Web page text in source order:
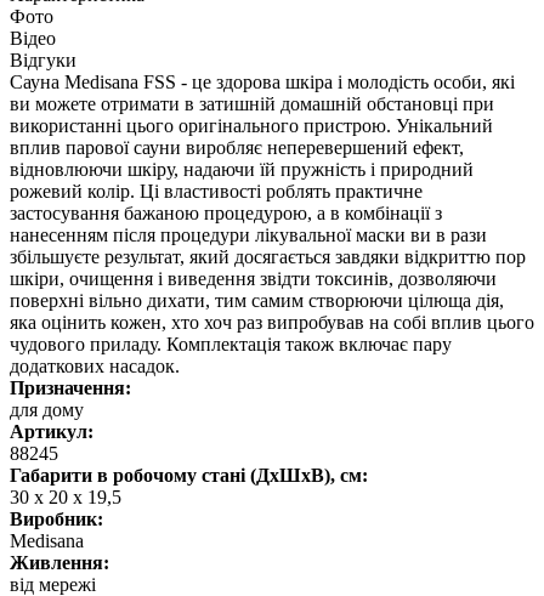
Фото
Відео
Відгуки
Сауна Medisana FSS - це здорова шкіра і молодість особи, які
ви можете отримати в затишній домашній обстановці при
використанні цього оригінального пристрою. Унікальний
вплив парової сауни виробляє неперевершений ефект,
відновлюючи шкіру, надаючи їй пружність і природний
рожевий колір. Ці властивості роблять практичне
застосування бажаною процедурою, а в комбінації з
нанесенням після процедури лікувальної маски ви в рази
збільшуєте результат, який досягається завдяки відкриттю пор
шкіри, очищення і виведення звідти токсинів, дозволяючи
поверхні вільно дихати, тим самим створюючи цілюща дія,
яка оцінить кожен, хто хоч раз випробував на собі вплив цього
чудового приладу. Комплектація також включає пару
додаткових насадок.
Призначення:
для дому
Артикул:
88245
Габарити в робочому стані (ДхШхВ), см:
30 х 20 х 19,5
Виробник:
Medisana
Живлення:
від мережі